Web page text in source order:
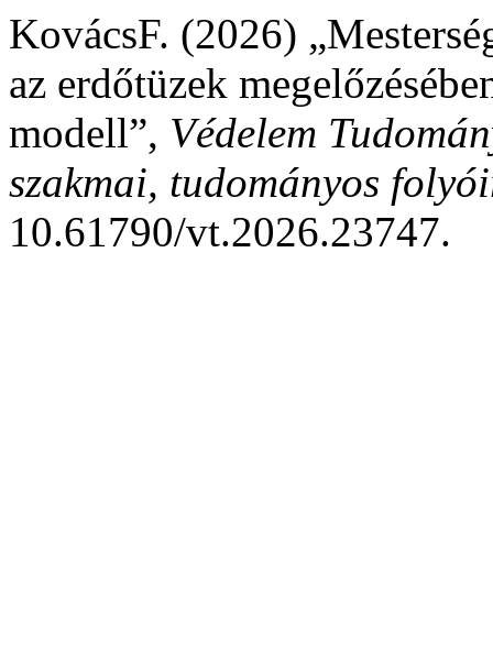
KovácsF. (2026)
az erdőtüzek
modell”, Védelem
szakmai, tudományos
10.61790/vt.2026.23747.